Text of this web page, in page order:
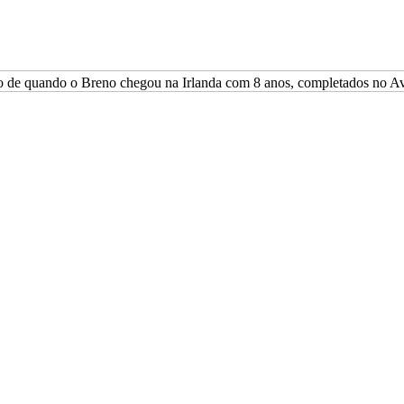
de quando o Breno chegou na Irlanda com 8 anos, completados no